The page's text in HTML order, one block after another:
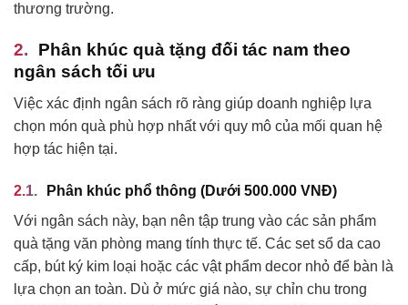
thương trường.
Phân khúc quà tặng đối tác nam theo
ngân sách tối ưu
Việc xác định ngân sách rõ ràng giúp doanh nghiệp lựa
chọn món quà phù hợp nhất với quy mô của mối quan hệ
hợp tác hiện tại.
Phân khúc phổ thông (Dưới 500.000 VNĐ)
Với ngân sách này, bạn nên tập trung vào các sản phẩm
quà tặng văn phòng mang tính thực tế. Các set sổ da cao
cấp, bút ký kim loại hoặc các vật phẩm decor nhỏ để bàn là
lựa chọn an toàn. Dù ở mức giá nào, sự chỉn chu trong